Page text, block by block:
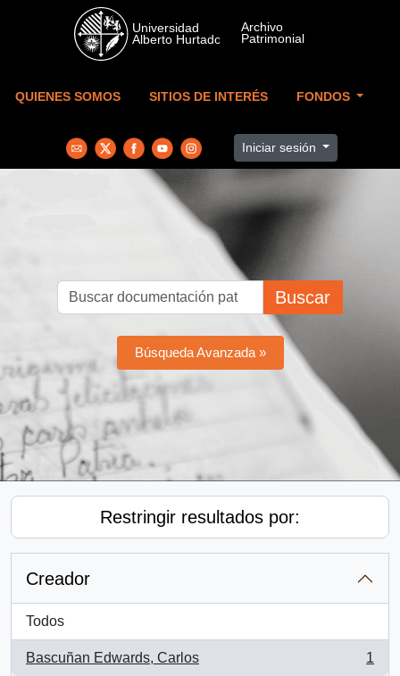
Skip to main content
QUIENES SOMOS SITIOS DE INTERÉS FONDOS
Iniciar sesión
Buscar
Búsqueda Avanzada »
Restringir resultados por:
Creador
Todos
Bascuñan Edwards, Carlos
, 1 resultados
1